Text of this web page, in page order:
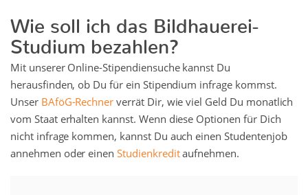
Wie soll ich das Bildhauerei-
Studium bezahlen?
Mit unserer Online-Stipendiensuche kannst Du
herausfinden, ob Du für ein Stipendium infrage kommst.
Unser BAföG-Rechner verrät Dir, wie viel Geld Du monatlich
vom Staat erhalten kannst. Wenn diese Optionen für Dich
nicht infrage kommen, kannst Du auch einen Studentenjob
annehmen oder einenStudienkreditaufnehmen.